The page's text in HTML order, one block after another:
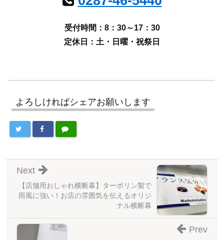
受付時間：8：30～17：30
定休日：土・日曜・祝祭日
よろしければシェアお願いします
【店舗用おしゃれ横断幕】ターポリン製で
雨風に強い！お店の雰囲気を伝えるオリジ
ナル横断幕
Next
Prev